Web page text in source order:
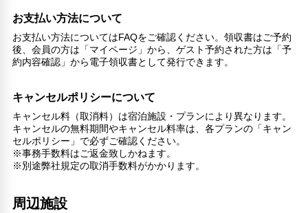
トイレタリー
24時間セキュリティ
コンタクトレス チェックイン/チェックアウト
フードデリバリー
リネン・衣類の湯洗い
キャッシュレス支払いサービス
扇風機
お支払い方法について
お支払い方法についてはFAQをご確認ください。領収書はご予約
後、会員の方は「マイページ」から、ゲスト予約された方は「予
約内容確認」から電子領収書として発行できます。
キャンセルポリシーについて
キャンセル料（取消料）は宿泊施設・プランにより異なります。
キャンセルの無料期間やキャンセル料率は、各プランの「キャン
セルポリシー」で必ずご確認ください。
※事務手数料はご返金致しかねます。
※別途弊社規定の取消手数料がかかります。
周辺施設